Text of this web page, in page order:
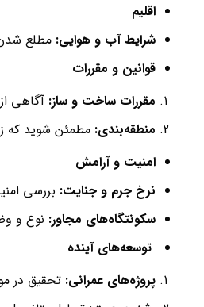
اقلیم
شرایط آب و هوایی: مطلع شدن
قوانین و مقررات
مقررات ساخت و ساز: آگاهی
منطقه‌بندی: مطمئن شوید که
امنیت و آرامش
نرخ جرم و جنایت: بررسی
سکونتگاه‌های مجاور: نوع و
توسعه‌های آینده
پروژه‌های عمرانی: تحقیق در